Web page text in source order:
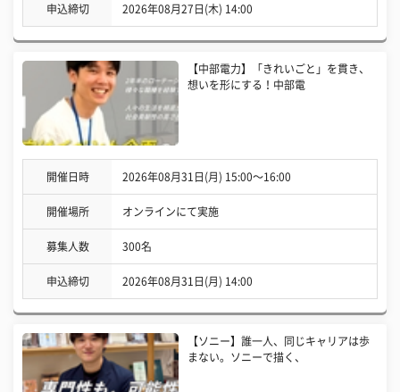
申込締切 2026年08月27日(木) 14:00
【中部電力】「きれいごと」を貫き、
想いを形にする！中部電
開催日時 2026年08月31日(月) 15:00〜16:00
開催場所 オンラインにて実施
募集人数 300名
申込締切 2026年08月31日(月) 14:00
【ソニー】誰一人、同じキャリアは歩
まない。ソニーで描く、